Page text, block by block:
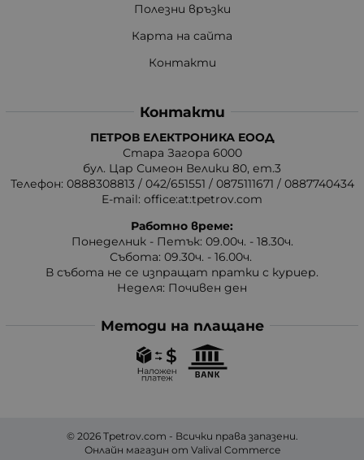
Полезни връзки
Карта на сайта
Контакти
Контакти
ПЕТРОВ ЕЛЕКТРОНИКА ЕООД
Стара Загора 6000
бул. Цар Симеон Велики 80, ет.3
Телефон: 0888308813 / 042/651551 / 0875111671 / 0887740434
E-mail: office:at:tpetrov.com
Работно време:
Понеделник - Петък: 09.00ч. - 18.30ч.
Събота: 09.30ч. - 16.00ч.
В събота не се изпращат пратки с куриер.
Неделя: Почивен ден
Методи на плащане
© 2026 Tpetrov.com - Всички права запазени.
Онлайн магазин от Valival Commerce